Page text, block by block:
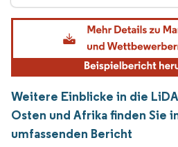
Weitere Einblicke in die
Osten und Afrika finden Sie
umfassenden Bericht